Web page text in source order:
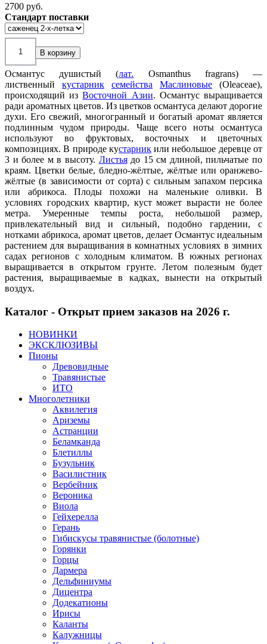
2700 pуб.
Стандарт поставки
Османтус душистый (лат. Osmanthus fragrans) —
лиственный кустарник семейства Маслиновые (Oleaceae),
происходящий изВосточной Азии. Османтус выращивается
ради ароматных цветов. Из цветков османтуса делают дорогие
духи. Его свежий, многогранный и богатый аромат является
подлинным чудом природы. Чаще всего ноты османтуса
используют во фруктовых, восточных и цветочных
композициях. В природе кустарникили небольшое деревце от
3 и более м в высоту. Листьядо 15 см длиной, пильчатые по
краям. Цветки белые, бледно-жёлтые, жёлтые или оранжево-
жёлтые (в зависимости от сорта) с сильным запахом персика
или абрикоса. Плоды похожи на маленькие оливки. В
условиях городских квартир, куст может вырасти не более
метра. Умеренные темпы роста, небольшой размер,
привлекательный вид и сильный, подобно гардении, с
нотками абрикоса, аромат цветов, делает Османтус идеальным
растением для выращивания в комнатных условиях в зимних
садах регионов с холодным климатом. В южных регионах
выращивается в открытом грунте. Летом полезным будет
растения, выращиваемые в кадках, вынести на открытый
воздух.
Каталог - Открыт прием заказов на 2026 г.
НОВИНКИ
ЭКСКЛЮЗИВЫ
Пионы
Древовидные
Травянистые
ИТО
Многолетники
Аквилегия
Ариземы
Астранции
Беламканда
Блетиллы
Бузульник
Василистник
Вербейник
Вероника
Виола
Гейхерелла
Герань
Гибискусы травянистые (болотные)
Горянки
Горцы
Дармера
Дельфиниумы
Дицентра
Додекатионы
Ирисы
Каланты
Калужницы